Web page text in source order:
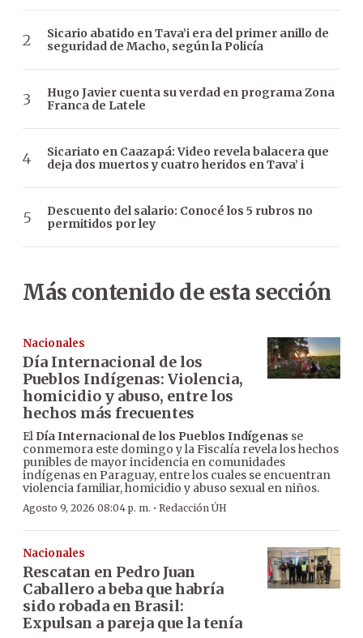
Sicario abatido en Tava’i era del primer anillo de
seguridad de Macho, según la Policía
Hugo Javier cuenta su verdad en programa Zona
Franca de Latele
Sicariato en Caazapá: Video revela balacera que
deja dos muertos y cuatro heridos en Tava’ i
Descuento del salario: Conocé los 5 rubros no
permitidos por ley
Más contenido de esta sección
Nacionales
Día Internacional de los
Pueblos Indígenas: Violencia,
homicidio y abuso, entre los
hechos más frecuentes
El Día Internacional de los Pueblos Indígenas se
conmemora este domingo y la Fiscalía revela los hechos
punibles de mayor incidencia en comunidades
indígenas en Paraguay, entre los cuales se encuentran
violencia familiar, homicidio y abuso sexual en niños.
Agosto 9, 2026 08:04 p. m. · Redacción ÚH
Nacionales
Rescatan en Pedro Juan
Caballero a beba que habría
sido robada en Brasil:
Expulsan a pareja que la tenía